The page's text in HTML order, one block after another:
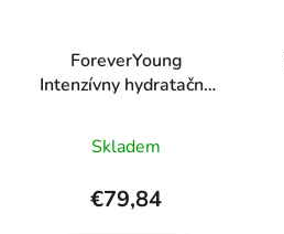
ForeverYoung
Intenzívny hydratačný
hodnotenie
produktu
je
Skladem
€79,84